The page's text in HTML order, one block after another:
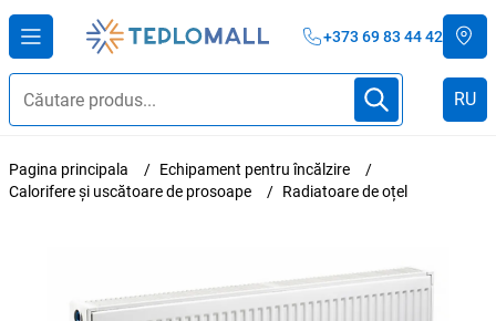
+373 69 83 44 42
RU
Pagina principala
Echipament pentru încălzire
Calorifere și uscătoare de prosoape
Radiatoare de oțel